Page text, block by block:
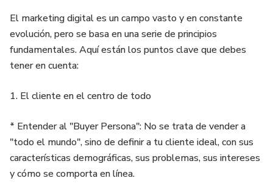
El marketing digital es un campo vasto y en constante
evolución, pero se basa en una serie de principios
fundamentales. Aquí están los puntos clave que debes
tener en cuenta:
1. El cliente en el centro de todo
* Entender al "Buyer Persona": No se trata de vender a
"todo el mundo", sino de definir a tu cliente ideal, con sus
características demográficas, sus problemas, sus intereses
y cómo se comporta en línea.